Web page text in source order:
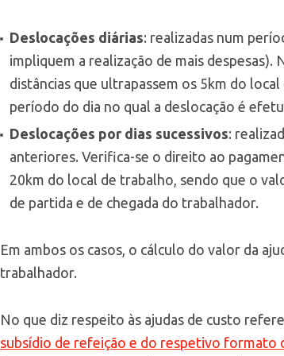
Deslocações diárias: realizadas num
impliquem a realização de mais
distâncias que ultrapassem os 5km do
período do dia no qual a deslocação é
Deslocações por dias sucessivos:
anteriores. Verifica-se o direito ao
20km do local de trabalho, sendo que o
de partida e de chegada do trabalhador.
Em ambos os casos, o cálculo do valor da
trabalhador.
No que diz respeito às ajudas de custo
subsídio de refeição e do respetivo formato